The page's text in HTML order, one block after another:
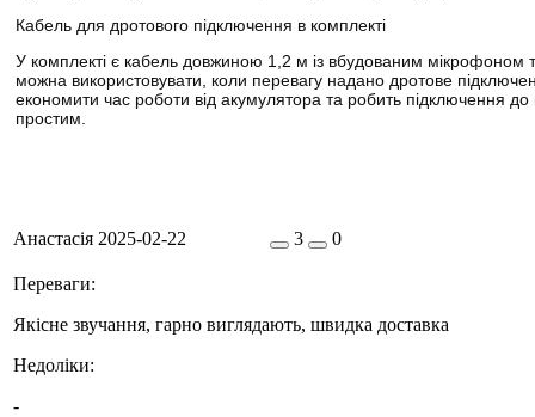
Кабель для дротового підключення в комплекті
У комплекті є кабель довжиною 1,2 м із вбудованим мікрофоном
можна використовувати, коли перевагу надано дротове
економити час роботи від акумулятора та робить підключення
простим.
Анастасія 2025-02-22 3 0
Переваги:
Якісне звучання, гарно виглядають, швидка доставка
Недоліки:
-